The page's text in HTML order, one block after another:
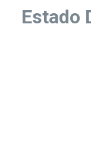
Estado